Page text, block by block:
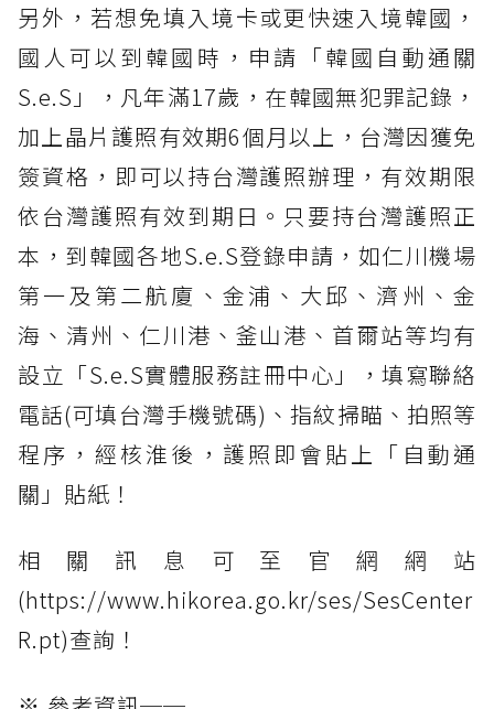
另外，若想免填入境卡或更快速入境韓國，
國人可以到韓國時，申請「韓國自動通關
S.e.S」，凡年滿17歲，在韓國無犯罪記錄，
加上晶片護照有效期6個月以上，台灣因獲免
簽資格，即可以持台灣護照辦理，有效期限
依台灣護照有效到期日。只要持台灣護照正
本，到韓國各地S.e.S登錄申請，如仁川機場
第一及第二航廈、金浦、大邱、濟州、金
海、清州、仁川港、釜山港、首爾站等均有
設立「S.e.S實體服務註冊中心」，填寫聯絡
電話(可填台灣手機號碼)、指紋掃瞄、拍照等
程序，經核淮後，護照即會貼上「自動通
關」貼紙！
相關訊息可至官網網站
(https://www.hikorea.go.kr/ses/SesCenter
R.pt)查詢！